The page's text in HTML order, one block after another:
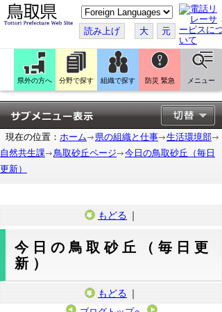
こ
の
ペ
ー
ジ
翻
訳
す
る
読み上げ 大 元
県外の方へ 分野で探す 組織で探す 防災 緊急 メニュー
現在の位置： ホーム 県の組織と仕事
生活環境部
自然共生課
鳥取砂丘ページ
今日の鳥取砂丘（毎日
更新）
もどる ｜
今日の鳥取砂丘（毎日更
新）
もどる ｜